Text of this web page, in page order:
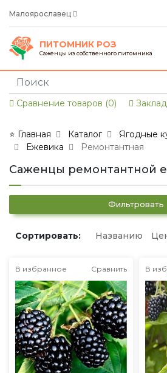
Малоярославец
ПИТОМНИК РОЗ
Саженцы из собственного питомника
Сравнение товаров (0)
⭐ Главная Каталог
Ягодные
Ежевика
Ремонтантная
Саженцы ремонтантной
Фильтровать
Сортировать: Названию
В избранное Сравнить В